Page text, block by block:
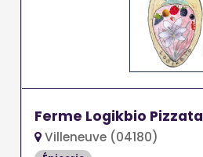
Ferme Logikbio Pizzata
Villeneuve (04180)